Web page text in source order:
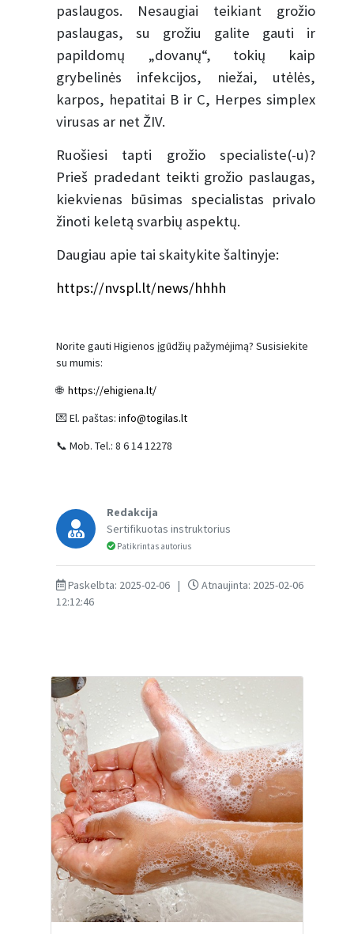
paslaugos. Nesaugiai teikiant grožio
paslaugas, su grožiu galite gauti ir
papildomų „dovanų“, tokių kaip
grybelinės infekcijos, niežai, utėlės,
karpos, hepatitai B ir C, Herpes simplex
virusas ar net ŽIV.
Ruošiesi tapti grožio specialiste(-u)?
Prieš pradedant teikti grožio paslaugas,
kiekvienas būsimas specialistas privalo
žinoti keletą svarbių aspektų.
Daugiau apie tai skaitykite šaltinyje:
https://nvspl.lt/news/hhhh
Norite gauti Higienos įgūdžių pažymėjimą? Susisiekite
su mumis:
🌐 https://ehigiena.lt/
💌 El. paštas: info@togilas.lt
📞 Mob. Tel.: 8 6 14 12278
Redakcija
Sertifikuotas instruktorius
Patikrintas autorius
Paskelbta: 2025-02-06 |
Atnaujinta: 2025-02-06
12:12:46